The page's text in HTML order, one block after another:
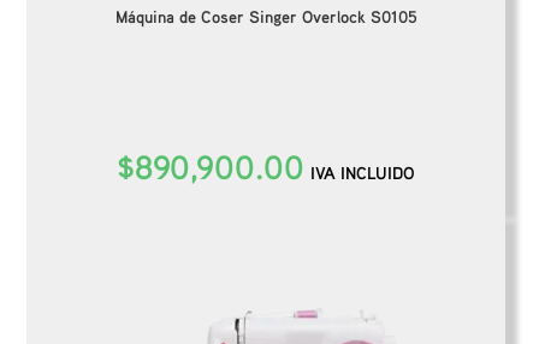
Máquina de Coser Singer Overlock S0105
$890,900.00 IVA INCLUIDO